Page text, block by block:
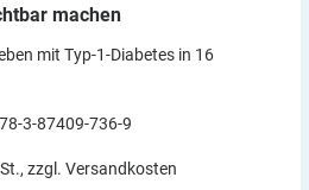
machen
mit Typ-1-Diabetes in 16
3-87409-736-9
zzgl. Versandkosten